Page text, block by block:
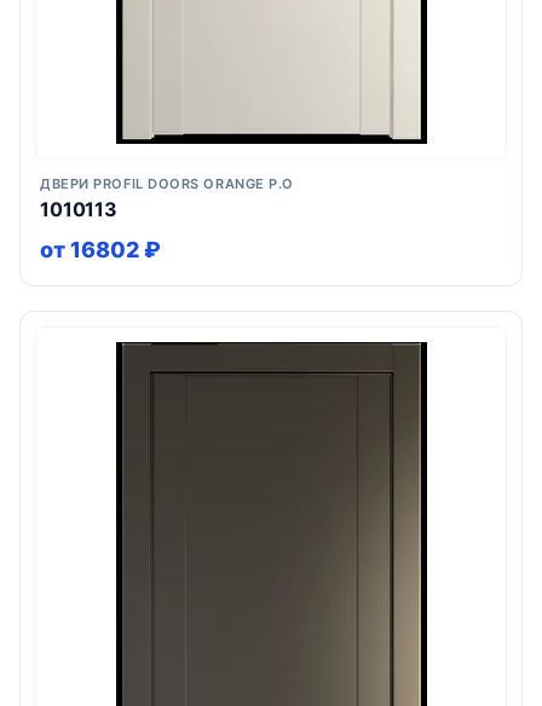
ДВЕРИ PROFIL DOORS ORANGE P.O
1010113
от 16802 ₽